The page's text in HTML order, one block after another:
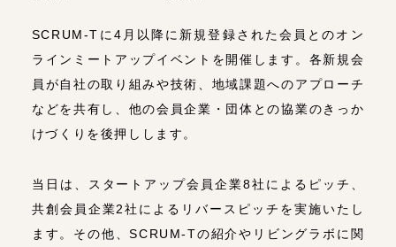
SCRUM-Tに4月以降に新規登録された会員とのオン
ラインミートアップイベントを開催します。各新規会
員が自社の取り組みや技術、地域課題へのアプローチ
などを共有し、他の会員企業・団体との協業のきっか
けづくりを後押しします。
当日は、スタートアップ会員企業8社によるピッチ、
共創会員企業2社によるリバースピッチを実施いたし
ます。その他、SCRUM-Tの紹介やリビングラボに関